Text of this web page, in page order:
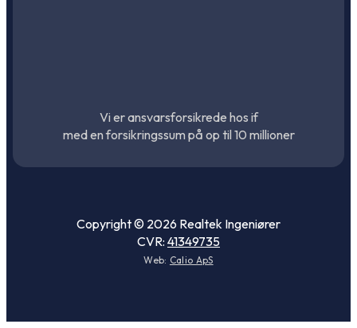
Vi er ansvarsforsikrede hos if
med en forsikringssum på op til 10 millioner
Copyright © 2026 Realtek Ingeniører
CVR: 41349735
Web: Calio ApS